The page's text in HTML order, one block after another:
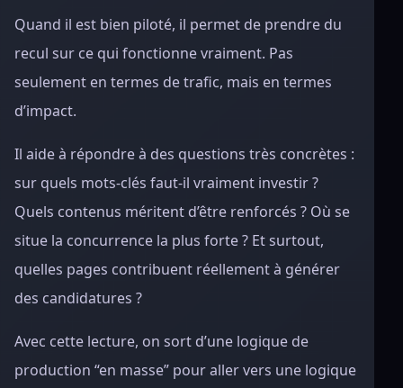
Quand il est bien piloté, il permet de prendre du
recul sur ce qui fonctionne vraiment. Pas
seulement en termes de trafic, mais en termes
d’impact.
Il aide à répondre à des questions très concrètes :
sur quels mots-clés faut-il vraiment investir ?
Quels contenus méritent d’être renforcés ? Où se
situe la concurrence la plus forte ? Et surtout,
quelles pages contribuent réellement à générer
des candidatures ?
Avec cette lecture, on sort d’une logique de
production “en masse” pour aller vers une logique